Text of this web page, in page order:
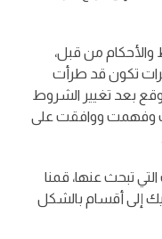
من قبل،
تكون قد طرأت
بعد تغيير الشروط
وفهمت ووافقت على
تبحث عنها، قمنا
إلى أقسام بالشكل